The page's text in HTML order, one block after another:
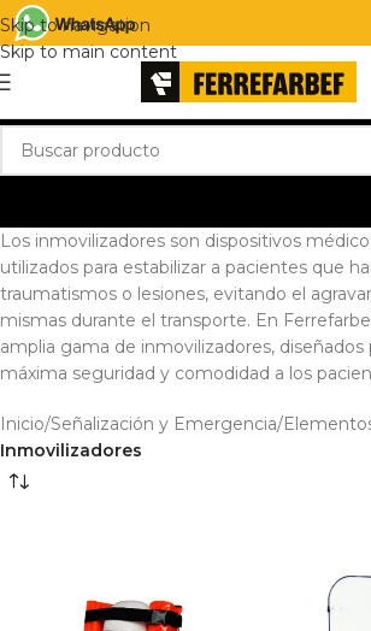
Skip to navigation
Skip to main content
Los inmovilizadores son dispositivos
utilizados para estabilizar a pacientes que
traumatismos o lesiones, evitando el
mismas durante el transporte. En
amplia gama de inmovilizadores, diseñados
máxima seguridad y comodidad a los
Inicio/Señalización y Emergencia/
Inmovilizadores